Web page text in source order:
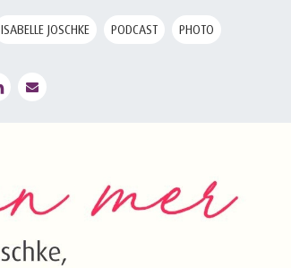
ISABELLE JOSCHKE PODCAST PHOTO